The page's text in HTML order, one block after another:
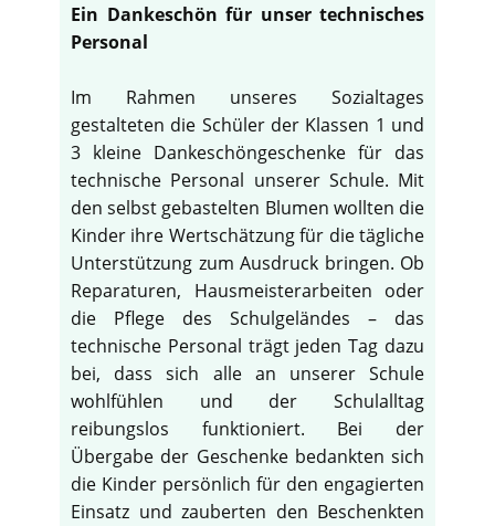
Ein Dankeschön für unser technisches
Personal
Im Rahmen unseres Sozialtages
gestalteten die Schüler der Klassen 1 und
3 kleine Dankeschöngeschenke für das
technische Personal unserer Schule. Mit
den selbst gebastelten Blumen wollten die
Kinder ihre Wertschätzung für die tägliche
Unterstützung zum Ausdruck bringen. Ob
Reparaturen, Hausmeisterarbeiten oder
die Pflege des Schulgeländes – das
technische Personal trägt jeden Tag dazu
bei, dass sich alle an unserer Schule
wohlfühlen und der Schulalltag
reibungslos funktioniert. Bei der
Übergabe der Geschenke bedankten sich
die Kinder persönlich für den engagierten
Einsatz und zauberten den Beschenkten